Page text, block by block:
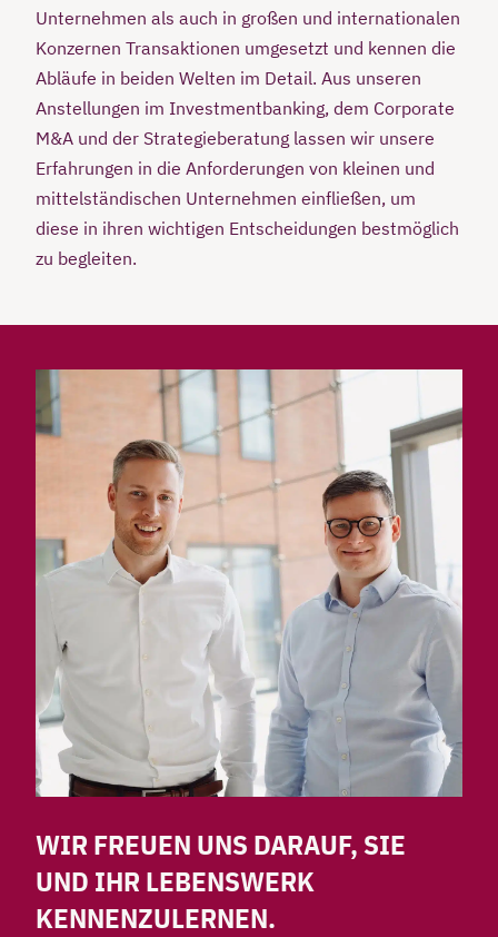
Unternehmen als auch in großen und internationalen
Konzernen Transaktionen umgesetzt und kennen die
Abläufe in beiden Welten im Detail. Aus unseren
Anstellungen im Investmentbanking, dem Corporate
M&A und der Strategieberatung lassen wir unsere
Erfahrungen in die Anforderungen von kleinen und
mittelständischen Unternehmen einfließen, um
diese in ihren wichtigen Entscheidungen bestmöglich
zu begleiten.
WIR FREUEN UNS DARAUF, SIE
UND IHR LEBENSWERK
KENNENZULERNEN.